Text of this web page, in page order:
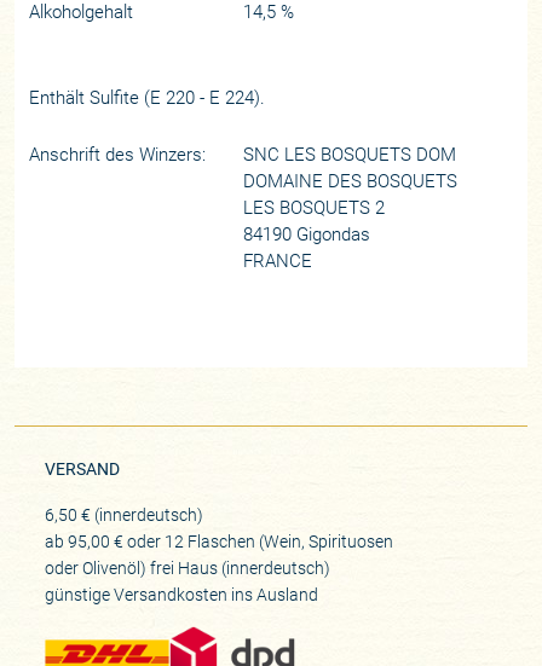
Alkoholgehalt
14,5 %
Enthält Sulfite (E 220 - E 224).
Anschrift des Winzers:
SNC LES BOSQUETS DOM
DOMAINE DES BOSQUETS
LES BOSQUETS 2
84190 Gigondas
FRANCE
VERSAND
6,50 € (innerdeutsch)
ab 95,00 € oder 12 Flaschen (Wein, Spirituosen
oder Olivenöl) frei Haus (innerdeutsch)
günstige Versandkosten ins Ausland